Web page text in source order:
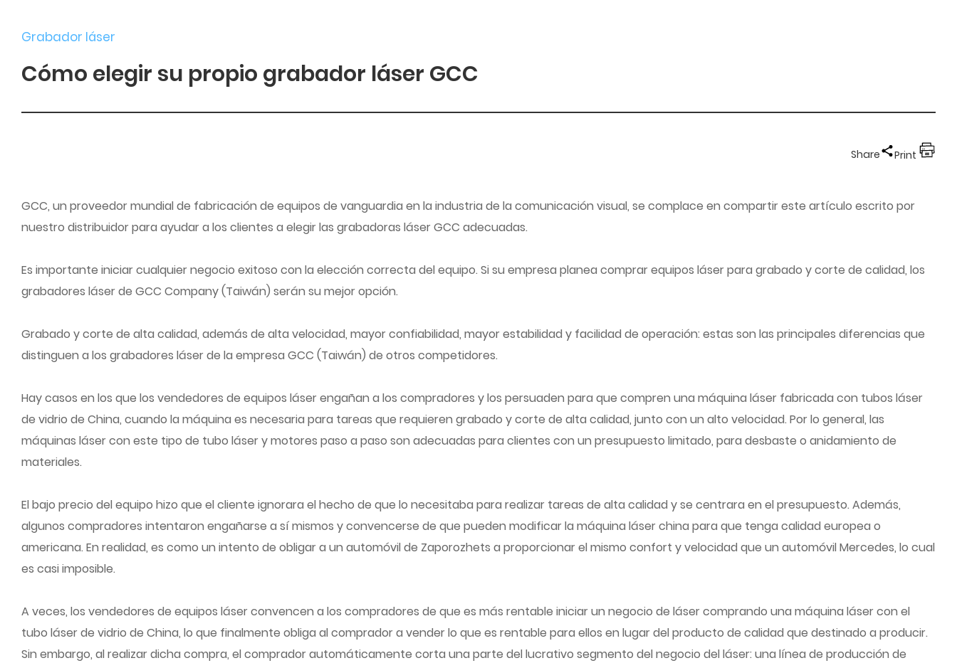
Grabador láser
Cómo elegir su propio grabador láser GCC
Share Print
GCC, un proveedor mundial de fabricación de equipos de vanguardia en la industria de la comunicación visual, se complace en compartir este artículo escrito por
nuestro distribuidor para ayudar a los clientes a elegir las grabadoras láser GCC adecuadas.
Es importante iniciar cualquier negocio exitoso con la elección correcta del equipo. Si su empresa planea comprar equipos láser para grabado y corte de calidad, los
grabadores láser de GCC Company (Taiwán) serán su mejor opción.
Grabado y corte de alta calidad, además de alta velocidad, mayor confiabilidad, mayor estabilidad y facilidad de operación: estas son las principales diferencias que
distinguen a los grabadores láser de la empresa GCC (Taiwán) de otros competidores.
Hay casos en los que los vendedores de equipos láser engañan a los compradores y los persuaden para que compren una máquina láser fabricada con tubos láser
de vidrio de China, cuando la máquina es necesaria para tareas que requieren grabado y corte de alta calidad, junto con un alto velocidad. Por lo general, las
máquinas láser con este tipo de tubo láser y motores paso a paso son adecuadas para clientes con un presupuesto limitado, para desbaste o anidamiento de
materiales.
El bajo precio del equipo hizo que el cliente ignorara el hecho de que lo necesitaba para realizar tareas de alta calidad y se centrara en el presupuesto. Además,
algunos compradores intentaron engañarse a sí mismos y convencerse de que pueden modificar la máquina láser china para que tenga calidad europea o
americana. En realidad, es como un intento de obligar a un automóvil de Zaporozhets a proporcionar el mismo confort y velocidad que un automóvil Mercedes, lo cual
es casi imposible.
A veces, los vendedores de equipos láser convencen a los compradores de que es más rentable iniciar un negocio de láser comprando una máquina láser con el
tubo láser de vidrio de China, lo que finalmente obliga al comprador a vender lo que es rentable para ellos en lugar del producto de calidad que destinado a producir.
Sin embargo, al realizar dicha compra, el comprador automáticamente corta una parte del lucrativo segmento del negocio del láser: una línea de producción de